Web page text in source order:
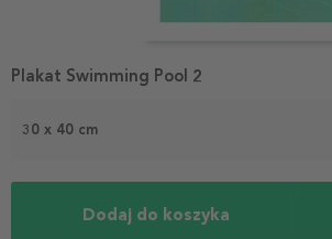
1
30 x 40 cm
Dodaj do koszyka
Plakat Swimming Pool 2